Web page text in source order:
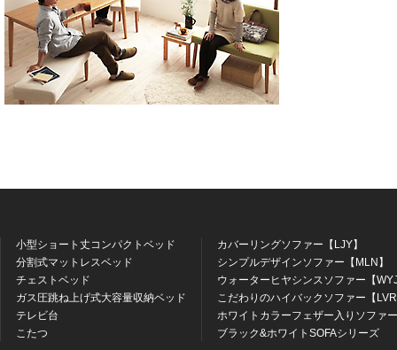
小型ショート丈コンパクトベッド
分割式マットレスベッド
チェストベッド
ガス圧跳ね上げ式大容量収納ベッド
テレビ台
こたつ
カバーリングソファー【LJY】
シンプルデザインソファー【MLN】
ウォーターヒヤシンスソファー【
こだわりのハイバックソファー【
ホワイトカラーフェザー入りソファ
ブラック&ホワイトSOFAシリーズ